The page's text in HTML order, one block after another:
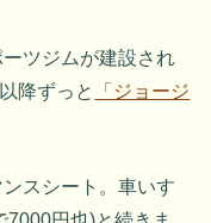
ツジムが建設され
降ずっと
「ジョージ
スシート。車いす